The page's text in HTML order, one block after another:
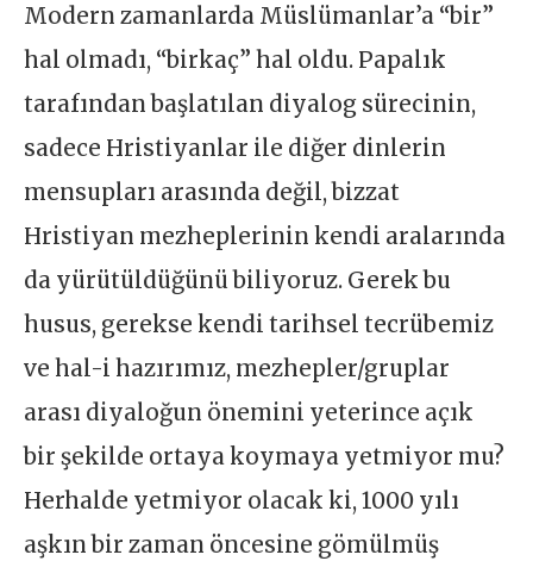
Modern zamanlarda Müslümanlar’a “bir”
hal olmadı, “birkaç” hal oldu. Papalık
tarafından başlatılan diyalog sürecinin,
sadece Hristiyanlar ile diğer dinlerin
mensupları arasında değil, bizzat
Hristiyan mezheplerinin kendi aralarında
da yürütüldüğünü biliyoruz. Gerek bu
husus, gerekse kendi tarihsel tecrübemiz
ve hal-i hazırımız, mezhepler/gruplar
arası diyaloğun önemini yeterince açık
bir şekilde ortaya koymaya yetmiyor mu?
Herhalde yetmiyor olacak ki, 1000 yılı
aşkın bir zaman öncesine gömülmüş